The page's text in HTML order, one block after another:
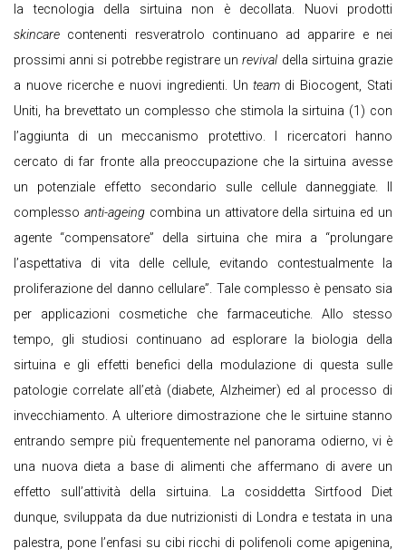
la tecnologia della sirtuina non è decollata. Nuovi prodotti
skincare contenenti resveratrolo continuano ad apparire e nei
prossimi anni si potrebbe registrare unrevival della sirtuina grazie
a nuove ricerche e nuovi ingredienti. Un teamdi Biocogent, Stati
Uniti, ha brevettato un complesso che stimola la sirtuina (1) con
l’aggiunta di un meccanismo protettivo. I ricercatori hanno
cercato di far fronte alla preoccupazione che la sirtuina avesse
un potenziale effetto secondario sulle cellule danneggiate. Il
complesso anti-ageingcombina un attivatore della sirtuina ed un
agente “compensatore” della sirtuina che mira a “prolungare
l’aspettativa di vita delle cellule, evitando contestualmente la
proliferazione del danno cellulare”. Tale complesso è pensato sia
per applicazioni cosmetiche che farmaceutiche. Allo stesso
tempo, gli studiosi continuano ad esplorare la biologia della
sirtuina e gli effetti benefici della modulazione di questa sulle
patologie correlate all’età (diabete, Alzheimer) ed al processo di
invecchiamento. A ulteriore dimostrazione che le sirtuine stanno
entrando sempre più frequentemente nel panorama odierno, vi è
una nuova dieta a base di alimenti che affermano di avere un
effetto sull’attività della sirtuina. La cosiddetta Sirtfood Diet
dunque, sviluppata da due nutrizionisti di Londra e testata in una
palestra, pone l’enfasi su cibi ricchi di polifenoli come apigenina,